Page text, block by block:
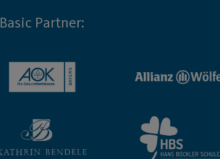
Basic Partner: